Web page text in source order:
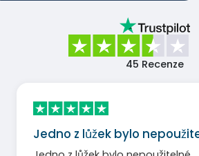
45 Recenze
Jedno z lůžek bylo